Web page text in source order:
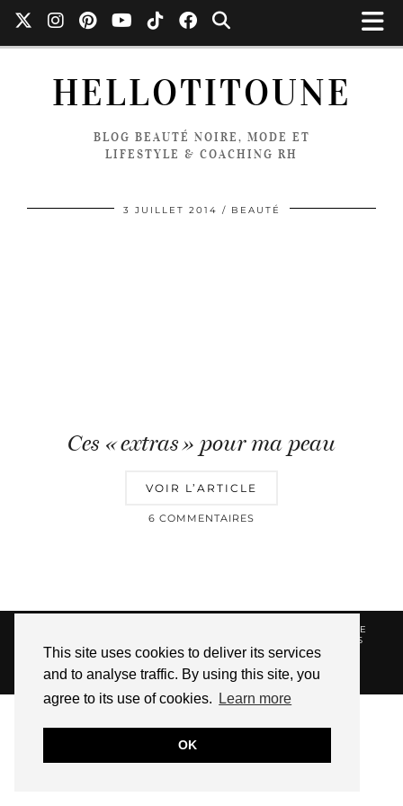
This site uses cookies to deliver its services
and to analyse traffic. By using this site, you
agree to its use of cookies.
Learn more
OK
HELLOTITOUNE
BLOG BEAUTÉ NOIRE, MODE ET
LIFESTYLE & COACHING RH
3 JUILLET 2014 BEAUTÉ
Ces « extras » pour ma peau
VOIR L’ARTICLE
6 COMMENTAIRES
POLITIQUE DE
LIENS
AFFILIES
WEBSITE DESIGN BYpipdig